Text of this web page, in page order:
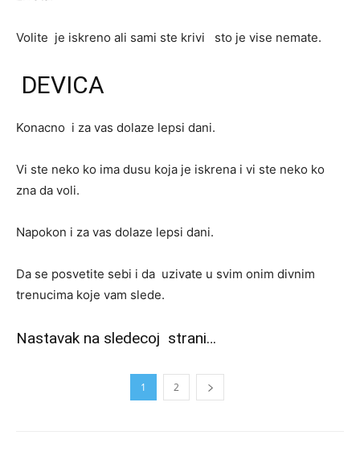
Volite je iskreno ali sami ste krivi sto je vise nemate.
DEVICA
Konacno i za vas dolaze lepsi dani.
Vi ste neko ko ima dusu koja je iskrena i vi ste neko ko
zna da voli.
Napokon i za vas dolaze lepsi dani.
Da se posvetite sebi i da uzivate u svim onim divnim
trenucima koje vam slede.
Nastavak na sledecoj strani…
1 2